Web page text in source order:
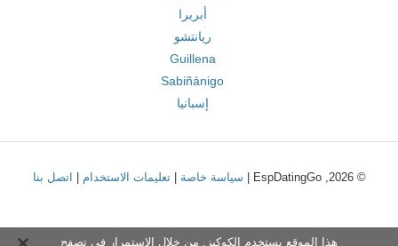
أبريرا
ريانتشو
Guillena
Sabiñánigo
إسبانيا
© 2026, EspDatingGo | سياسة خاصة |تعليمات الاستخدام اتصل بنا
هذا الموقع يستخدم الكوكيز. من خلال الاستمرار في تصفح